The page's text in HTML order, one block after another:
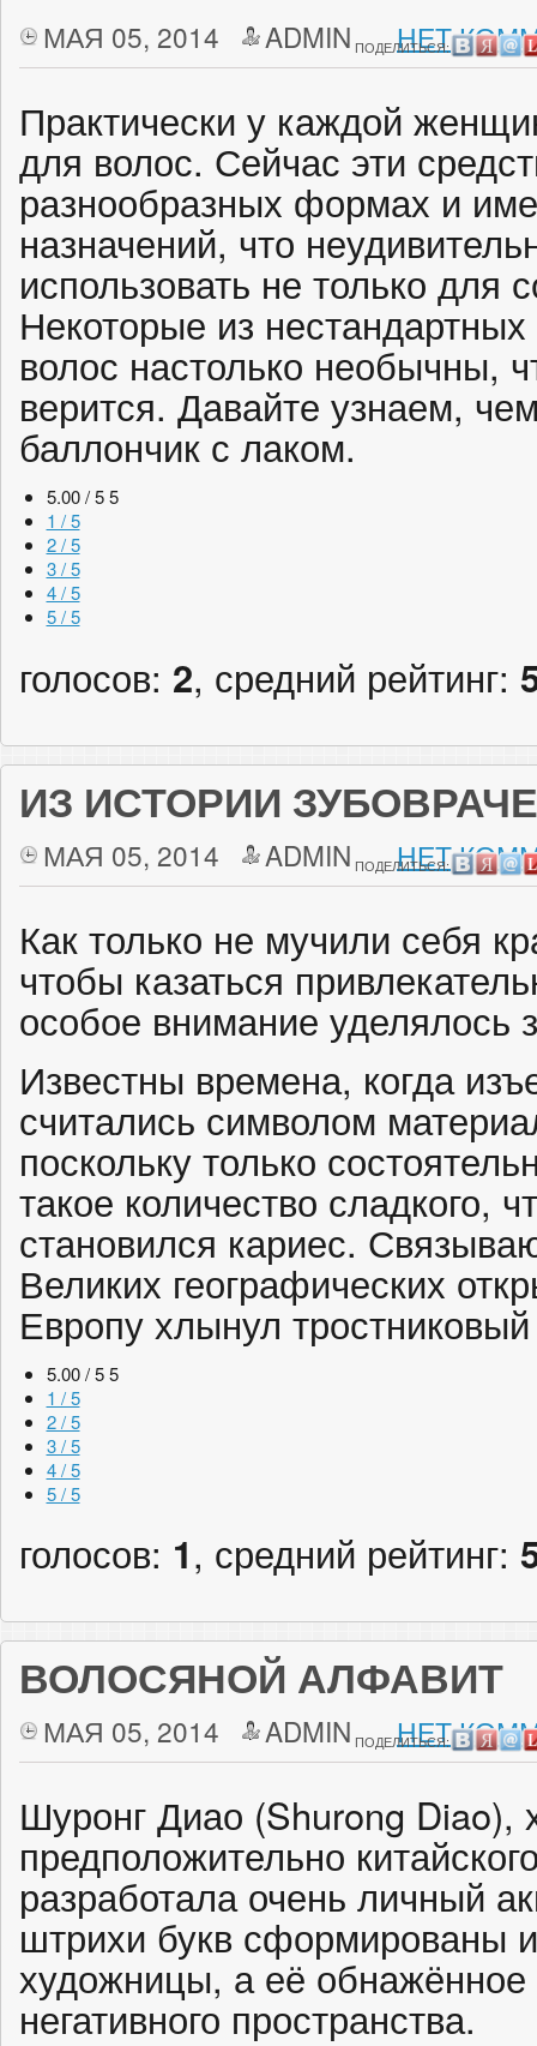
МАЯ 05, 2014 ADMIN НЕТ
ПОДЕЛИТЬСЯ:
Практически у каждой
для волос. Сейчас эти
разнообразных формах и
назначений, что
использовать не только для
Некоторые из
волос настолько необычны,
верится. Давайте узнаем,
баллончик с лаком.
5.00 / 5 5
1 / 5
2 / 5
3 / 5
4 / 5
5 / 5
голосов: 2, средний рейтинг:
ИЗ ИСТОРИИ
МАЯ 05, 2014 ADMIN НЕТ
ПОДЕЛИТЬСЯ:
Как только не мучили себя
чтобы казаться
особое внимание уделялось
Известны времена, когда
считались символом
поскольку только
такое количество сладкого,
становился кариес.
Великих географических
Европу хлынул
5.00 / 5 5
1 / 5
2 / 5
3 / 5
4 / 5
5 / 5
голосов: 1, средний рейтинг:
ВОЛОСЯНОЙ АЛФАВИТ
МАЯ 05, 2014 ADMIN НЕТ
ПОДЕЛИТЬСЯ:
Шуронг Диао (Shurong
предположительно
разработала очень личный
штрихи букв сформированы
художницы, а её обнажённое
негативного пространства.